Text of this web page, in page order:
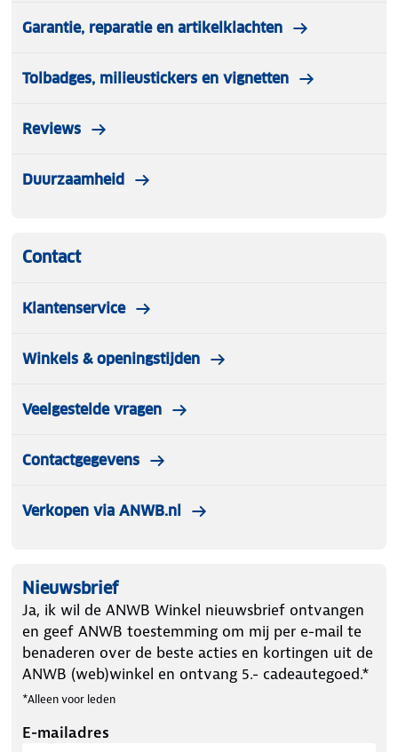
Garantie, reparatie en artikelklachten
Tolbadges, milieustickers en vignetten
Reviews
Duurzaamheid
Contact
Klantenservice
Winkels & openingstijden
Veelgestelde vragen
Contactgegevens
Verkopen via ANWB.nl
Nieuwsbrief
Ja, ik wil de ANWB Winkel nieuwsbrief ontvangen
en geef ANWB toestemming om mij per e-mail te
benaderen over de beste acties en kortingen uit de
ANWB (web)winkel en ontvang 5.- cadeautegoed.*
*Alleen voor leden
E-mailadres